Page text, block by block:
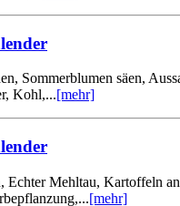
Sommerblumen säen,
Kohl,...[mehr]
Mehltau, Kartoffeln
[mehr]